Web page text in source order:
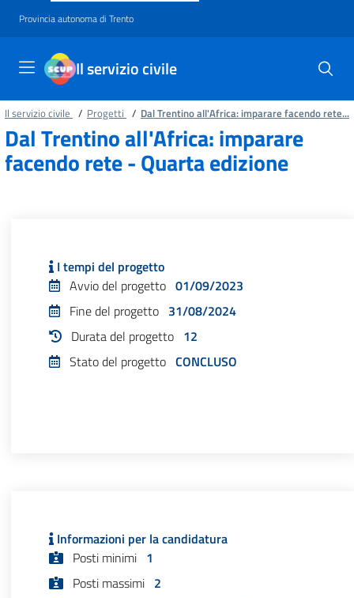
Provincia autonoma di Trento
Il servizio civile
Il servizio civile / Progetti / Dal Trentino all'Africa: imparare facendo rete...
Dal Trentino all'Africa: imparare
facendo rete - Quarta edizione
I tempi del progetto
Avvio del progetto 01/09/2023
Fine del progetto 31/08/2024
Durata del progetto 12
Stato del progetto CONCLUSO
Informazioni per la candidatura
Posti minimi 1
Posti massimi 2